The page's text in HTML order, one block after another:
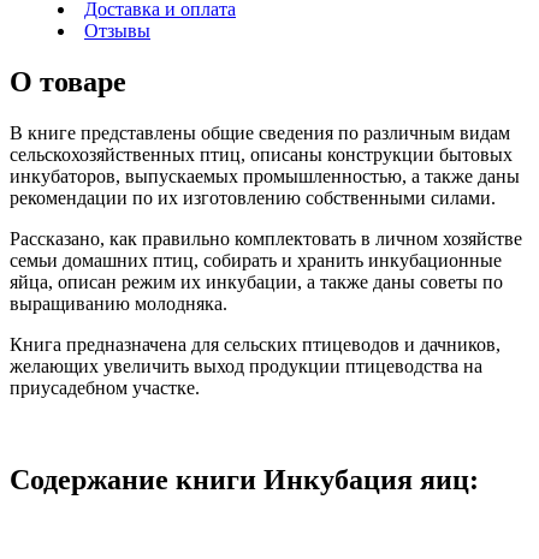
Доставка и оплата
Отзывы
О товаре
В книге представлены общие сведения по различным видам
сельскохозяйственных птиц, описаны конструкции бытовых
инкубаторов, выпускаемых промышленностью, а также даны
рекомендации по их изготовлению собственными силами.
Рассказано, как правильно комплектовать в личном хозяйстве
семьи домашних птиц, собирать и хранить инкубационные
яйца, описан режим их инкубации, а также даны советы по
выращиванию молодняка.
Книга предназначена для сельских птицеводов и дачников,
желающих увеличить выход продукции птицеводства на
приусадебном участке.
Содержание книги Инкубация яиц: